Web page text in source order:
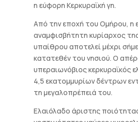
η εύφορη Κερκυραϊκή γη.
Από την εποχή του Ομήρου, η
αναμφισβήτητη κυρίαρχος
υπαίθρου αποτελεί μέχρι
κατατεθέν του νησιού. Ο
υπεραιωνόβιος κερκυραϊκός
4,5 εκατομμυρίων δέντρων
τη μεγαλοπρέπειά του.
Ελαιόλαδο άριστης